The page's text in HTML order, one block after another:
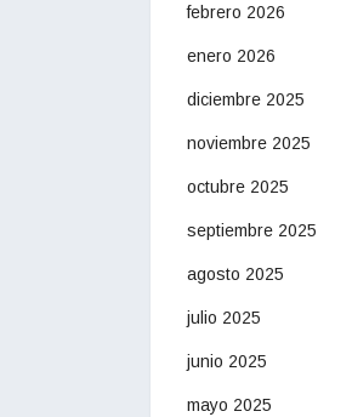
febrero 2026
enero 2026
diciembre 2025
noviembre 2025
octubre 2025
septiembre 2025
agosto 2025
julio 2025
junio 2025
mayo 2025